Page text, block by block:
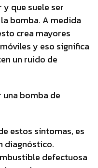
que suele ser
bomba. A medida
crea mayores
y eso significa
un ruido de
bomba de
estos síntomas, es
diagnóstico.
defectuosa